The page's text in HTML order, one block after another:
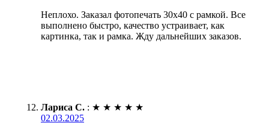
Неплохо. Заказал фотопечать 30х40 с рамкой. Все
выполнено быстро, качество устраивает, как
картинка, так и рамка. Жду дальнейших заказов.
Лариса С. : ★ ★ ★ ★ ★
02.03.2025